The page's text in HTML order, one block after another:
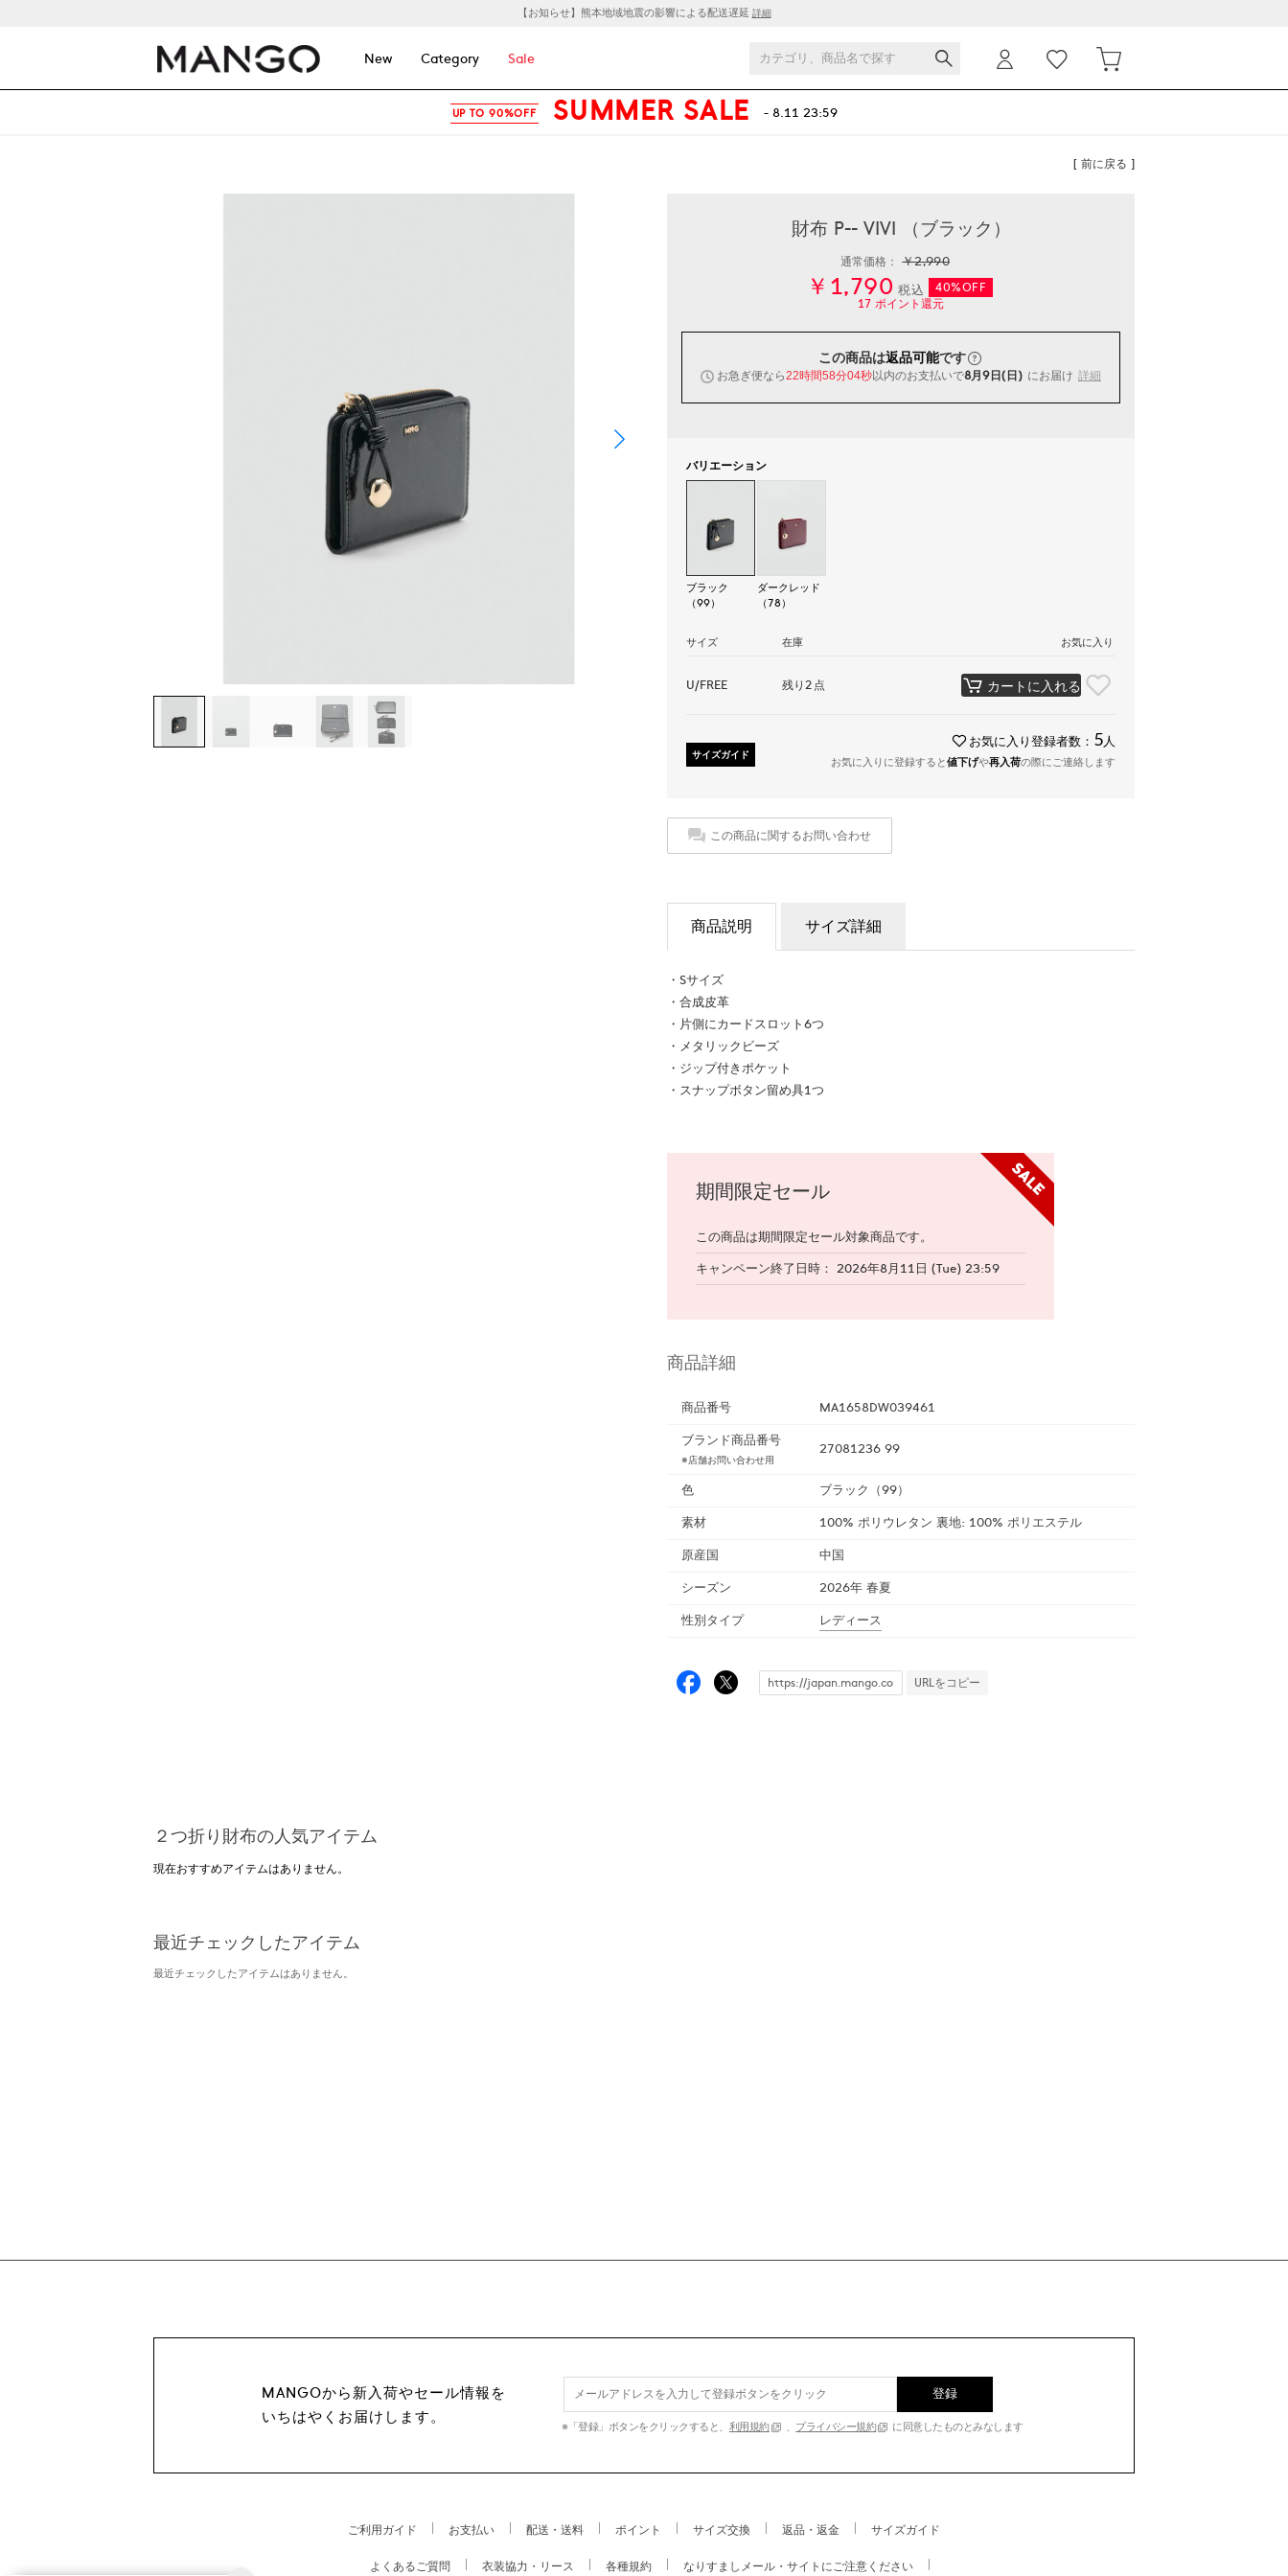
【お知らせ】熊本地域地震の影響による配送遅延 詳細
New Category Sale
UP TO 90%OFF SUMMER SALE - 8.11 23:59
[ 前に戻る ]
財布 P-- VIVI （ブラック）
通常価格：￥2,990
￥1,790 税込
40%OFF
17 ポイント還元
この商品は返品可能です
お急ぎ便なら22時間58分04秒以内のお支払いで8月9日(日) にお届け 詳細
バリエーション
ブラック
（99）
ダークレッド
（78）
サイズ 在庫 お気に入り
U/FREE 残り2点 カートに入れる
サイズガイド
お気に入り登録者数： 5 人
お気に入りに登録すると値下げや再入荷の際にご連絡します
この商品に関するお問い合わせ
商品説明 サイズ詳細
・Sサイズ
・合成皮革
・片側にカードスロット6つ
・メタリックビーズ
・ジップ付きポケット
・スナップボタン留め具1つ
期間限定セール
この商品は期間限定セール対象商品です。
キャンペーン終了日時
2026年8月11日 (Tue) 23:59
商品詳細
商品番号
MA1658DW039461
ブランド商品番号
※店舗お問い合わせ用
27081236 99
色
ブラック（99）
素材
100% ポリウレタン 裏地: 100% ポリエステル
原産国
中国
シーズン
2026年 春夏
性別タイプ
レディース
URLをコピー
２つ折り財布の人気アイテム
現在おすすめアイテムはありません。
最近チェックしたアイテム
最近チェックしたアイテムはありません。
MANGOから新入荷やセール情報を
いちはやくお届けします。
登録
※「登録」ボタンをクリックすると、 利用規約 、 プライバシー規約 に同意したものとみなします
ご利用ガイド お支払い 配送・送料 ポイント サイズ交換 返品・返金 サイズガイド
よくあるご質問 衣装協力・リース 各種規約 なりすましメール・サイトにご注意ください